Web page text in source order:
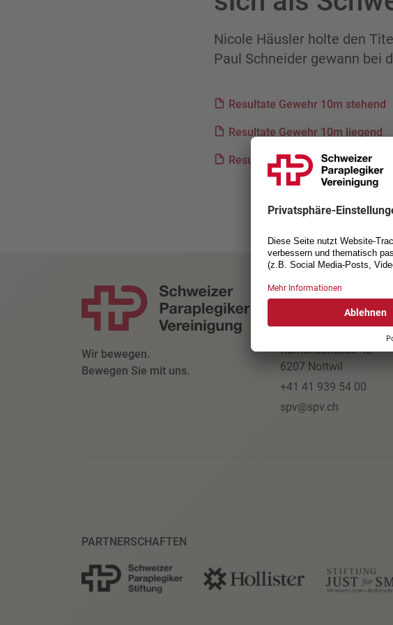
Nicole Häusler holte den
Paul Schneider gewann bei
Resultate Gewehr 10m stehend
Resultate Gewehr 10m liegend
Resultate Pistole 10m
Wir bewegen.
Bewegen Sie mit uns.
KONTAKT
Paraplegiker-
Kantonsstrasse 40
6207 Nottwil
+41 41 939 54 00
spv@spv.ch
PARTNERSCHAFTEN